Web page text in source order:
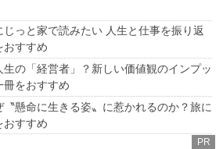
じっと家で読みたい 人生と仕事を振り返
おすすめ
生の「経営者」？新しい価値観のインプッ
冊をおすすめ
〝懸命に生きる姿〟に惹かれるのか？旅に
おすすめ
PR